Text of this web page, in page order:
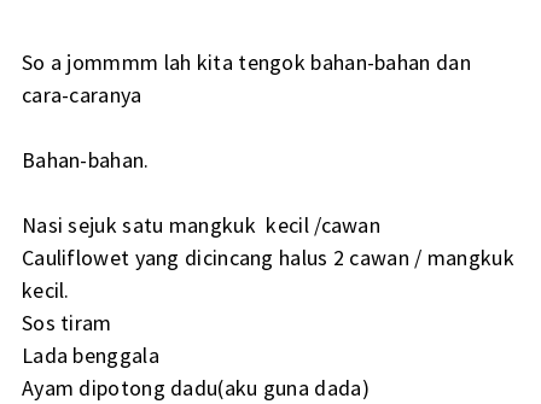
So a jommmm lah kita tengok bahan-bahan dan
cara-caranya
Bahan-bahan.
Nasi sejuk satu mangkuk kecil /cawan
Cauliflowet yang dicincang halus 2 cawan / mangkuk
kecil.
Sos tiram
Lada benggala
Ayam dipotong dadu(aku guna dada)